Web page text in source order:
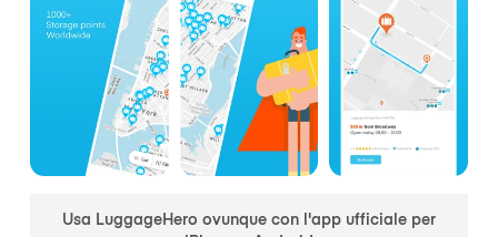
Usa LuggageHero ovunque con l'app ufficiale per